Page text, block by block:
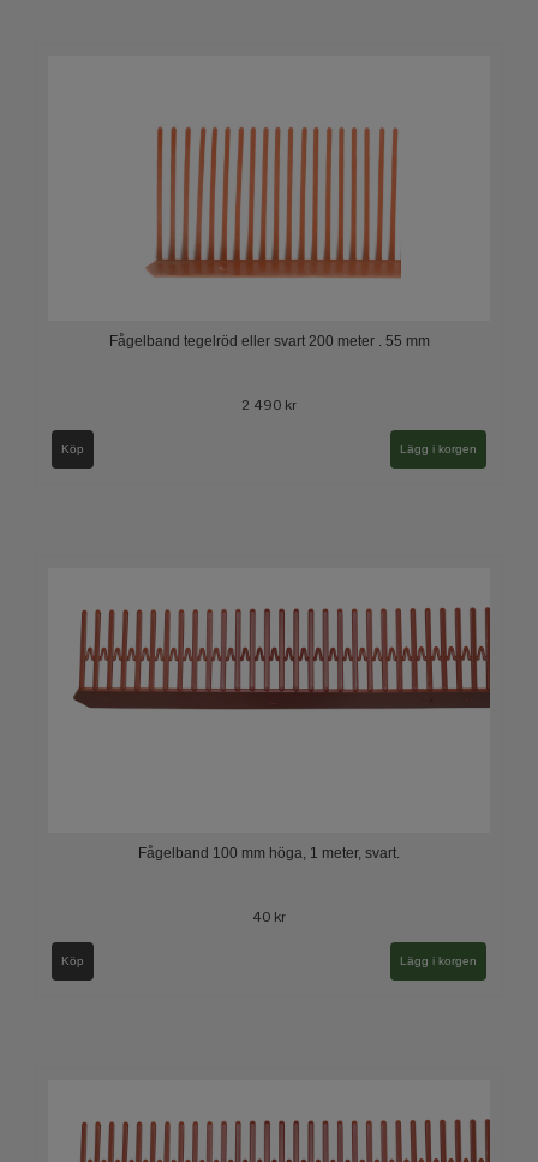
Fågelband tegelröd eller svart 200 meter . 55 mm
2 490 kr
Köp Lägg i korgen
Fågelband 100 mm höga, 1 meter, svart.
40 kr
Köp